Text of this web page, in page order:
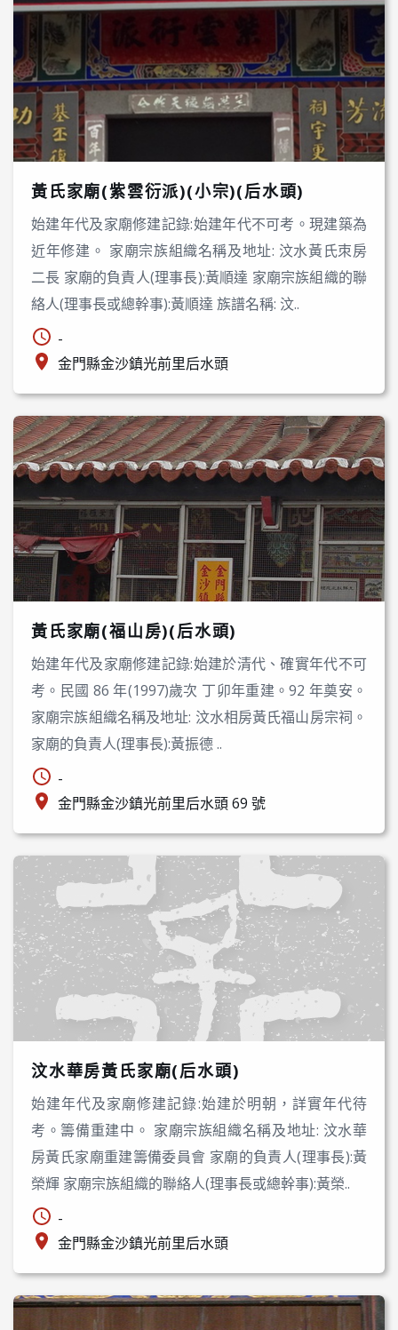
黃氏家廟(紫雲衍派)(小宗)(后水頭)
始建年代及家廟修建記錄:始建年代不可考。現建築為
近年修建。 家廟宗族組織名稱及地址: 汶水黃氏朿房
二長 家廟的負責人(理事長):黃順達 家廟宗族組織的聯
絡人(理事長或總幹事):黃順達 族譜名稱: 汶..
-
金門縣金沙鎮光前里后水頭
黃氏家廟(福山房)(后水頭)
始建年代及家廟修建記錄:始建於清代、確實年代不可
考。民國 86 年(1997)歲次 丁卯年重建。92 年奠安。
家廟宗族組織名稱及地址: 汶水相房黃氏福山房宗祠。
家廟的負責人(理事長):黃振德 ..
-
金門縣金沙鎮光前里后水頭 69 號
汶水華房黃氏家廟(后水頭)
始建年代及家廟修建記錄:始建於明朝，詳實年代待
考。籌備重建中。 家廟宗族組織名稱及地址: 汶水華
房黃氏家廟重建籌備委員會 家廟的負責人(理事長):黃
榮輝 家廟宗族組織的聯絡人(理事長或總幹事):黃榮..
-
金門縣金沙鎮光前里后水頭